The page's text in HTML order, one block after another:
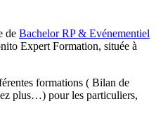
de Bachelor RP & Evénementiel
Expert Formation, située à
formations ( Bilan de
plus…) pour les particuliers,